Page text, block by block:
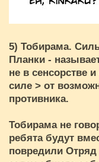
5) Тобирама.
Планки -
не в сенсорстве
силе > от
противника.
Тобирама не
ребята будут
повредили Отряд